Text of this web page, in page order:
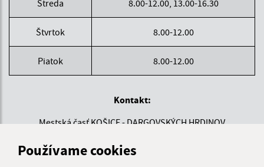
Používame cookies
Streda 8.00-12.00, 13.00-16.30
Štvrtok 8.00-12.00
Piatok 8.00-12.00
Kontakt:
Mestská časť KOŠICE - DARGOVSKÝCH HRDINOV
040 22 Košice